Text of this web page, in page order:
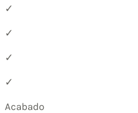
✓
✓
✓
✓
Acabado